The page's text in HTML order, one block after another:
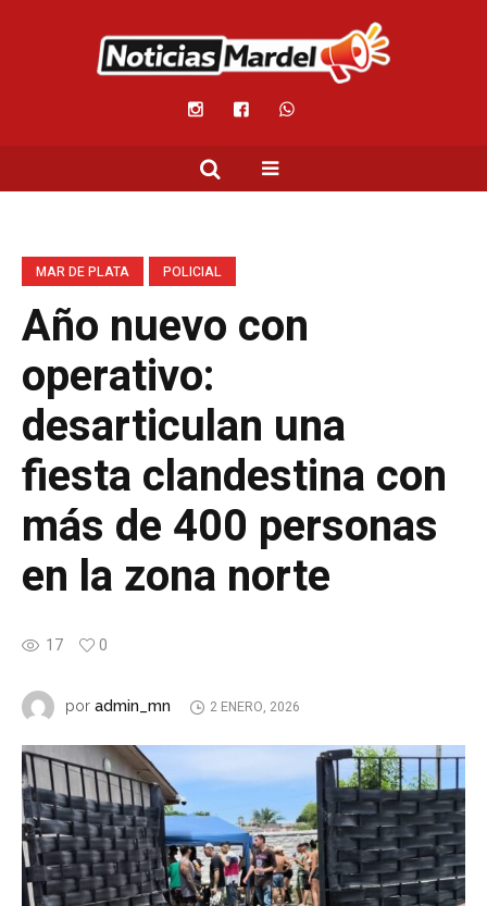
MAR DE PLATA POLICIAL
Año nuevo con
operativo:
desarticulan una
fiesta clandestina con
más de 400 personas
en la zona norte
17 0
por admin_mn 2 ENERO, 2026